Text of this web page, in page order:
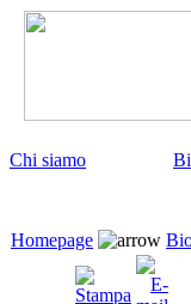
Chi siamo
Homepage